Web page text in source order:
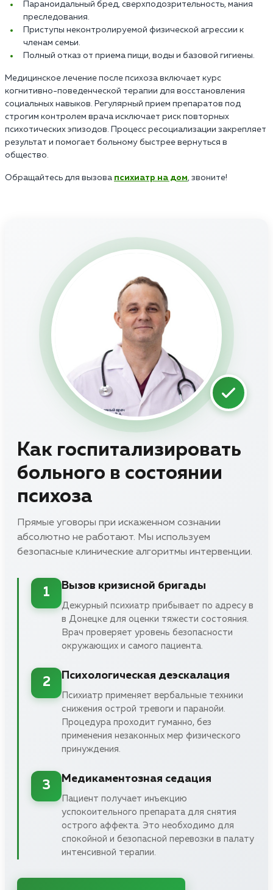
Параноидальный бред, сверхподозрительность, мания
преследования.
Приступы неконтролируемой физической агрессии к
членам семьи.
Полный отказ от приема пищи, воды и базовой гигиены.
Медицинское лечение после психоза включает курс
когнитивно-поведенческой терапии для восстановления
социальных навыков. Регулярный прием препаратов под
строгим контролем врача исключает риск повторных
психотических эпизодов. Процесс ресоциализации закрепляет
результат и помогает больному быстрее вернуться в
общество.
Обращайтесь для вызова психиатр на дом, звоните!
Как госпитализировать
больного в состоянии
психоза
Прямые уговоры при искаженном сознании
абсолютно не работают. Мы используем
безопасные клинические алгоритмы интервенции.
1
Вызов кризисной бригады
Дежурный психиатр прибывает по адресу в
в Донецке для оценки тяжести состояния.
Врач проверяет уровень безопасности
окружающих и самого пациента.
2
Психологическая деэскалация
Психиатр применяет вербальные техники
снижения острой тревоги и паранойи.
Процедура проходит гуманно, без
применения незаконных мер физического
принуждения.
3
Медикаментозная седация
Пациент получает инъекцию
успокоительного препарата для снятия
острого аффекта. Это необходимо для
спокойной и безопасной перевозки в палату
интенсивной терапии.